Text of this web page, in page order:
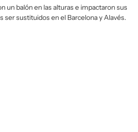
un balón en las alturas e impactaron sus
ser sustituidos en el Barcelona y Alavés.